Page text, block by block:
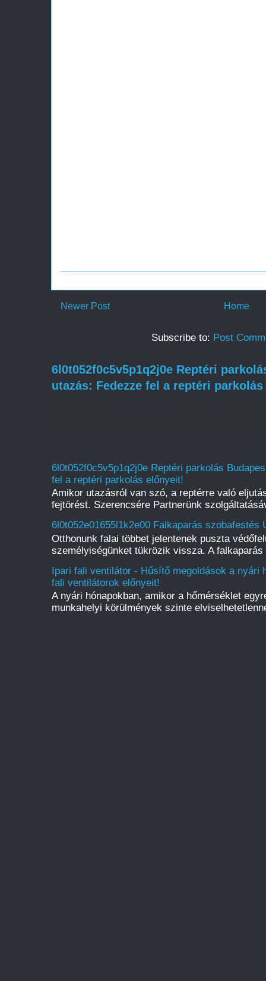
Newer Post Home
Subscribe to: Post
6l0t052f0c5v5p1q2j0e Reptéri
utazás: Fedezze fel a reptéri
6l0t052f0c5v5p1q2j0e Reptéri parkolás
fel a reptéri parkolás előnyeit!
Amikor utazásról van szó, a reptérre való
fejtörést. Szerencsére Partnerünk
6l0t052e01655l1k2e00 Falkaparás
Otthonunk falai többet jelentenek puszta
személyiségünket tükrözik vissza. A
Ipari fali ventilátor - Hűsítő megoldások a nyári
fali ventilátorok előnyeit!
A nyári hónapokban, amikor a hőmérséklet
munkahelyi körülmények szinte